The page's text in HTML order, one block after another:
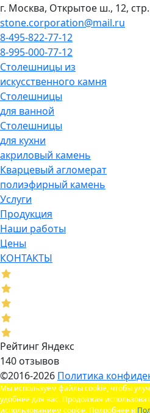
г. Москва, Открытое ш., 12,
stone.corporation@mail.ru
8-495-822-77-12
8-995-000-77-12
Столешницы из
искусственного камня
Столешницы
для ванной
Столешницы
для кухни
акриловый камень
Кварцевый агломерат
полиэфирный камень
Услуги
Продукция
Наши работы
Цены
КОНТАКТЫ
Рейтинг Яндекс
140 отзывов
©2016-2026 Политика
Мы используем файлы cookie, чтобы
удобнее для вас. Продолжая
использованием cookie. Подробнее в